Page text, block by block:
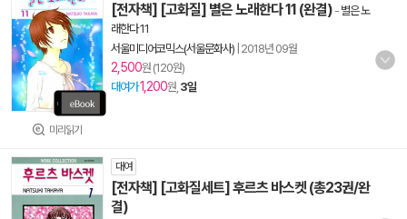
미리읽기
[전자책] [고화질] 별은 노래한다 11 (완결) - 별은 노
래한다 11
서울미디어코믹스(서울문화사) 2018년 09월
2,500원 (120원)
대여가1,200원, 3일
대여
[전자책] [고화질세트] 후르츠 바스켓 (총23권/완
결)